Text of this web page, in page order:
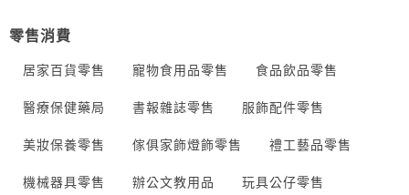
零售消費
居家百貨零售 寵物食用品零售 食品飲品零售
醫療保健藥局 書報雜誌零售 服飾配件零售
美妝保養零售 傢俱家飾燈飾零售 禮工藝品零售
機械器具零售 辦公文教用品 玩具公仔零售